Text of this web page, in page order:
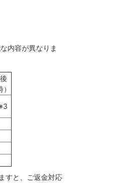
内容が異なりま
すと、ご返金対応